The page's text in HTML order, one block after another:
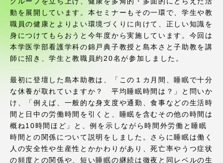
動を展開しています。本セミナーもその一環で、学生や教
職員の健康とよりよい環境づくりに向けて、正しい知識を
身につけてもらおうと今年度から実施しています。今回は
本学医学部看護学科の錦戸典子教授と島本さと子助教を講
師に招き、学生と教職員約20名が参加しました。
最初に登壇した島本助教は、「この１カ月間、睡眠で十分
な休養が取れていますか？ 平均睡眠時間は？」と問いか
け、「例えば、一般的な身支度や通勤、食事などの生活時
間と日中の労働時間を引くと、睡眠を含むその他の時間は
概ね10時間ほど」と、例を示しながら時間外労働と睡眠
時間との関係について説明をしました。さらに睡眠は働く
人の安全性や生産性とかかわりがあり、死亡率やうつ症状
の頻度との関係や、短い睡眠の継続は徹夜と同レベルの生
学園ネットワーク
各種情報・お問い合わせ
アクセス情報
品川キャンパス 湘南キャンパス